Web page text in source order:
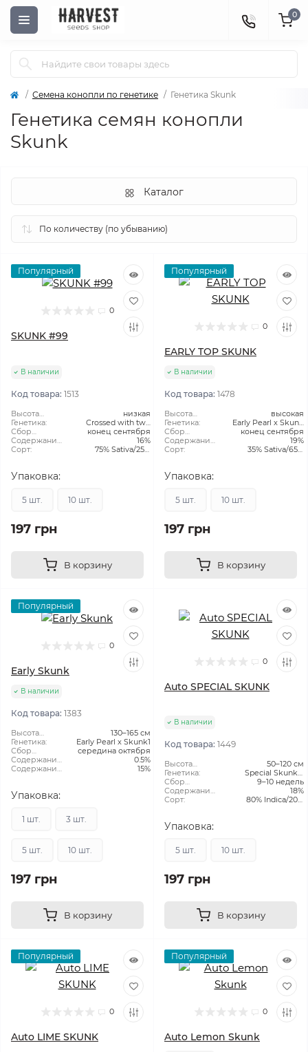
0
Семена конопли по генетике Генетика Skunk
Генетика семян конопли
Skunk
Каталог
Популярный
0
SKUNK #99
В наличии
Код товара: 1513
Высота
растения:
низкая
Генетика:
Crossed with two
Skunk pheno
Сбор
Урожая:
конец сентября
Содержание
ТГК:
16%
Сорт:
75% Sativa/25%
Упаковка:
5 шт. 10 шт.
197 грн
В корзину
Популярный
0
EARLY TOP SKUNK
В наличии
Код товара: 1478
Высота
растения:
высокая
Генетика:
Early Pearl x Skunk
#1
Сбор
Урожая:
конец сентября
Содержание
ТГК:
19%
Сорт:
35% Sativa/65%
Упаковка:
5 шт. 10 шт.
197 грн
В корзину
Популярный
0
Early Skunk
В наличии
Код товара: 1383
Высота
растения:
130–165 см
Генетика:
Early Pearl x Skunk1
Сбор
Урожая:
середина октября
Содержание
CBD:
0.5%
Содержание
15%
Упаковка:
1 шт. 3 шт.
5 шт. 10 шт.
197 грн
В корзину
0
Auto SPECIAL SKUNK
В наличии
Код товара: 1449
Высота
растения:
50–120 см
Генетика:
Special Skunk x
Ruderalis
Сбор
Урожая:
9–10 недель
Содержание
ТГК:
18%
Сорт:
80% Indica/20%
Упаковка:
5 шт. 10 шт.
197 грн
В корзину
Популярный
0
Auto LIME SKUNK
Популярный
0
Auto Lemon Skunk